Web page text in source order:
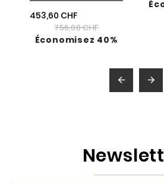
453,60 CHF
756,00 CHF
Économisez 40%
 